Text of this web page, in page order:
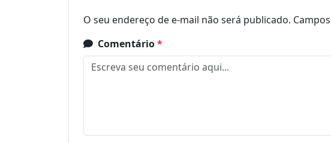
O seu endereço de e-mail não será publicado.
Comentário*